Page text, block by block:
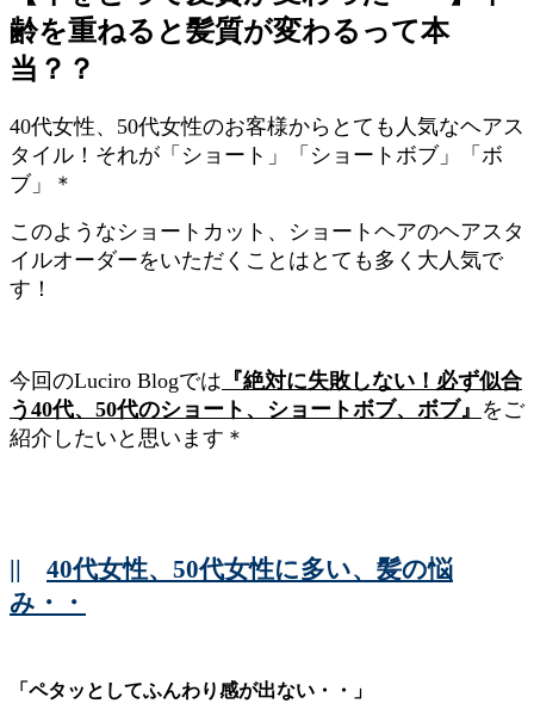
齢を重ねると髪質が変わるって本
当？？
40代女性、50代女性のお客様からとても人気なヘアス
タイル！それが「ショート」「ショートボブ」「ボ
ブ」＊
このようなショートカット、ショートヘアのヘアスタ
イルオーダーをいただくことはとても多く大人気で
す！
今回のLuciro Blogでは 『絶対に失敗しない！必ず似合
う40代、50代のショート、ショートボブ、ボブ』 をご
紹介したいと思います＊
|| 40代女性、50代女性に多い、髪の悩
み・・
「ペタッとしてふんわり感が出ない・・」